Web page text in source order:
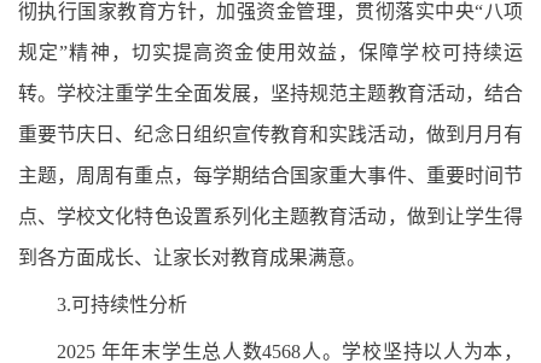
彻执行国家教育方针，加强资金管理，贯彻落实中央“八项
规定”精神，切实提高资金使用效益，保障学校可持续运
转。学校注重学生全面发展，坚持规范主题教育活动，结合
重要节庆日、纪念日组织宣传教育和实践活动，做到月月有
主题，周周有重点，每学期结合国家重大事件、重要时间节
点、学校文化特色设置系列化主题教育活动，做到让学生得
到各方面成长、让家长对教育成果满意。
3.可持续性分析
2025 年年末学生总人数4568人。学校坚持以人为本，